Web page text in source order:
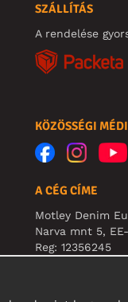
SZÁLLÍTÁS
A rendelése
KÖZÖSSÉGI
A CÉG CÍME
Motley Denim
Narva mnt 5, EE-
Reg: 12356245